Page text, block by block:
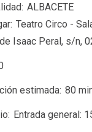
ALBACETE
Teatro Circo -
Isaac Peral, s/n,
estimada 80
Entrada general: